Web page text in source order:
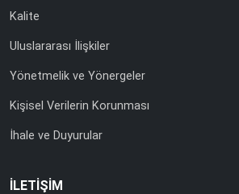
Kalite
Uluslararası İlişkiler
Yönetmelik ve Yönergeler
Kişisel Verilerin Korunması
İhale ve Duyurular
İLETİŞİM